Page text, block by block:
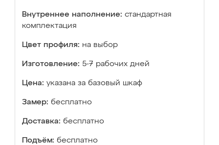
Внутреннее наполнение: стандартная
комплектация
Цвет профиля: на выбор
Изготовление: 5-7 рабочих дней
Цена: указана за базовый шкаф
Замер: бесплатно
Доставка: бесплатно
Подъём: бесплатно